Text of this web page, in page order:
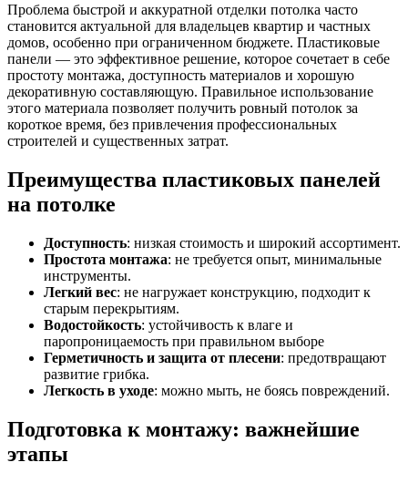
Проблема быстрой и аккуратной отделки потолка часто
становится актуальной для владельцев квартир и частных
домов, особенно при ограниченном бюджете. Пластиковые
панели — это эффективное решение, которое сочетает в себе
простоту монтажа, доступность материалов и хорошую
декоративную составляющую. Правильное использование
этого материала позволяет получить ровный потолок за
короткое время, без привлечения профессиональных
строителей и существенных затрат.
Преимущества пластиковых панелей
на потолке
Доступность: низкая стоимость и широкий ассортимент.
Простота монтажа: не требуется опыт, минимальные
инструменты.
Легкий вес: не нагружает конструкцию, подходит к
старым перекрытиям.
Водостойкость: устойчивость к влаге и
паропроницаемость при правильном выборе
Герметичность и защита от плесени: предотвращают
развитие грибка.
Легкость в уходе: можно мыть, не боясь повреждений.
Подготовка к монтажу: важнейшие
этапы